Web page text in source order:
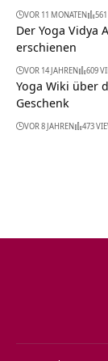
VOR 11 MONATEN
Der Yoga Vidya
erschienen
VOR 14 JAHREN 609
Yoga Wiki über
Geschenk
VOR 8 JAHREN 473